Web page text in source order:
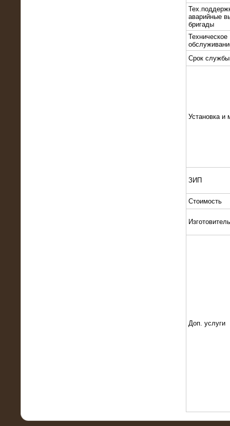
аварийные
бригады
Техническое
Срок службы
Установка и
ЗИП
Стоимость
Изготовитель
Доп. услуги